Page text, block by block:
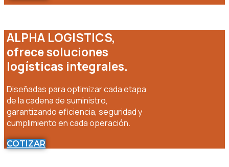
ALPHA LOGISTICS,
ofrece soluciones
logísticas integrales.
Diseñadas para optimizar cada etapa
de la cadena de suministro,
garantizando eficiencia, seguridad y
cumplimiento en cada operación.
COTIZAR